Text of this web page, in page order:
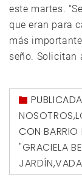
este martes.
que eran para
más
seño. Solicitan
NOSOTROS,
CONBARRIO
"GRACIELA
JARDÍN,